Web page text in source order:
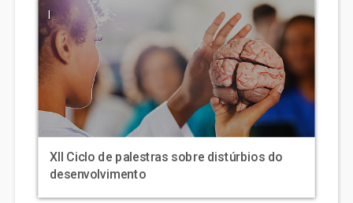
|
XII Ciclo de palestras sobre distúrbios do
desenvolvimento